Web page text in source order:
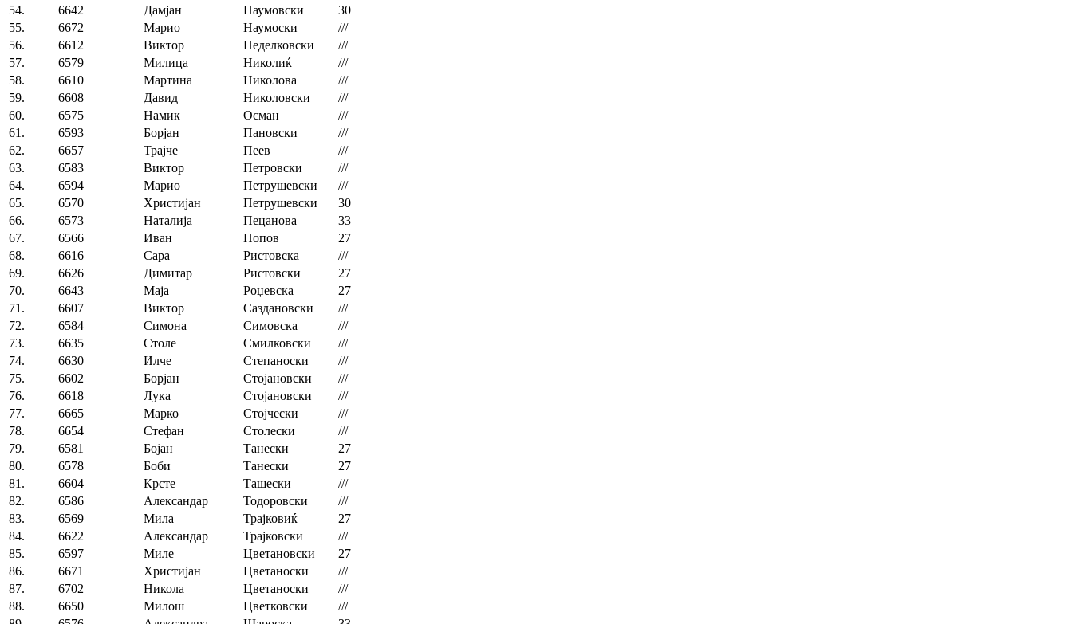
54.
6642 Дамјан Наумовски
30
55.
6672 Марио Наумоски
///
56.
6612 Виктор Неделковски
///
57.
6579 Милица Николиќ
///
58.
6610 Мартина Николова
///
59.
6608 Давид Николовски
///
60.
6575 Намик Осман
///
61.
6593 Борјан Пановски
///
62.
6657 Трајче Пеев
///
63.
6583 Виктор Петровски
///
64.
6594 Марио Петрушевски
///
65.
6570 Христијан Петрушевски
30
66.
6573 Наталија Пецанова
33
67.
6566 Иван Попов
27
68.
6616 Сара Ристовска
///
69.
6626 Димитар Ристовски
27
70.
6643 Маја Роџевска
27
71.
6607 Виктор Саздановски
///
72.
6584 Симона Симовска
///
73.
6635 Столе Смилковски
///
74.
6630 Илче Степаноски
///
75.
6602 Борјан Стојановски
///
76.
6618 Лука Стојановски
///
77.
6665 Марко Стојчески
///
78.
6654 Стефан Столески
///
79.
6581 Бојан Танески
27
80.
6578 Боби Танески
27
81.
6604 Крсте Ташески
///
82.
6586 Александар Тодоровски
///
83.
6569 Мила Трајковиќ
27
84.
6622 Александар Трајковски
///
85.
6597 Миле Цветановски
27
86.
6671 Христијан Цветаноски
///
87.
6702 Никола Цветаноски
///
88.
6650 Милош Цветковски
///